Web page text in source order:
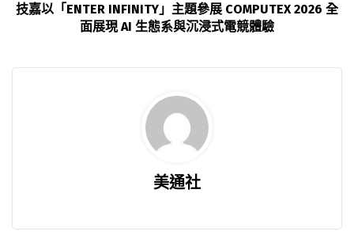
技嘉以「ENTER INFINITY」主題參展 COMPUTEX 2026 全
面展現 AI 生態系與沉浸式電競體驗
美通社